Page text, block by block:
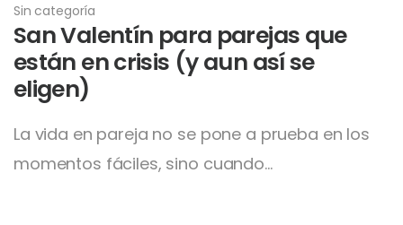
Sin categoría
San Valentín para parejas que
están en crisis (y aun así se
eligen)
La vida en pareja no se pone a prueba en los
momentos fáciles, sino cuando…